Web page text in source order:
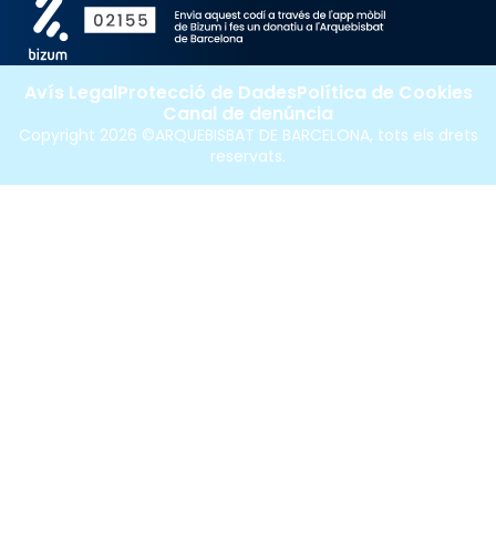
Copyright 2026 ©ARQUEBISBAT DE BARCELONA, tots els drets
reservats.
Avís LegalProtecció de DadesPolítica de Cookies
Canal de denúncia